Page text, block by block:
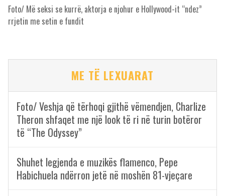
Foto/ Më seksi se kurrë, aktorja e njohur e Hollywood-it “ndez”
rrjetin me setin e fundit
ME TË LEXUARAT
Foto/ Veshja që tërhoqi gjithë vëmendjen, Charlize
Theron shfaqet me një look të ri në turin botëror
të “The Odyssey”
Shuhet legjenda e muzikës flamenco, Pepe
Habichuela ndërron jetë në moshën 81-vjeçare